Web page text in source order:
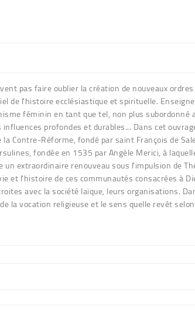
pas faire oublier la création de nouveaux
de l'histoire ecclésiastique et spirituelle.
féminin en tant que tel, non plus subordonné
profondes et durables... Dans cet
Contre-Réforme, fondé par saint François de
fondée en 1535 par Angèle Merici, à
extraordinaire renouveau sous l'impulsion de
l'histoire de ces communautés consacrées à
avec la société laïque, leurs organisations.
la vocation religieuse et le sens quelle revêt